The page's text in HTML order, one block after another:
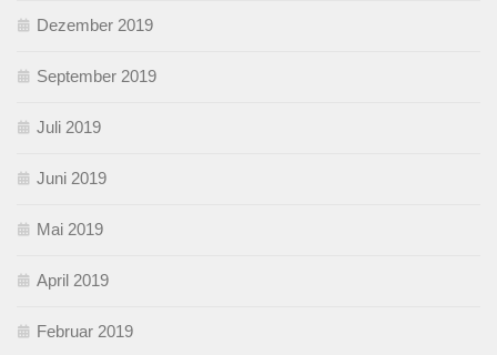
Dezember 2019
September 2019
Juli 2019
Juni 2019
Mai 2019
April 2019
Februar 2019